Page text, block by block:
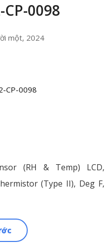
0098
một, 2024
(RH & Temp) LCD,
(Type II), Deg F,